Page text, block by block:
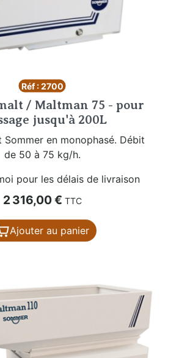
Réf : 2700
/ Maltman 75 - pour
jusqu'à 200L
Sommer en monophasé. Débit
de 50 à 75 kg/h.
pour les délais de livraison
Prix
2 316,00 € TTC
Ajouter au panier